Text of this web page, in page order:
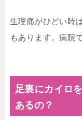
生理痛がひどい時
もあります。病院
足裏にカイロ
あるの？